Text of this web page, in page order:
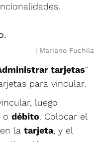
Mariano Fuchila
tarjetas"
para vincular.
luego
o débito. Colocar el
la tarjeta, y el